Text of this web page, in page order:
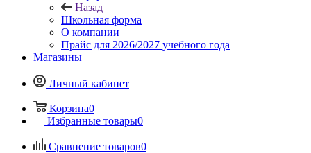
Назад
Школьная форма
О компании
Прайс для 2026/2027 учебного года
Магазины
Личный кабинет
Корзина0
Избранные товары0
Сравнение товаров0